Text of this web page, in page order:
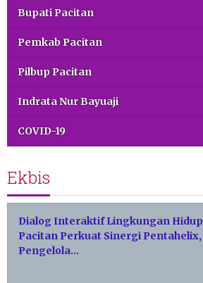
Bupati Pacitan
Pemkab Pacitan
Pilbup Pacitan
Indrata Nur Bayuaji
COVID-19
Ekbis
Dialog Interaktif Lingkungan Hidup
Pacitan Perkuat Sinergi Pentahelix,
Pengelola…